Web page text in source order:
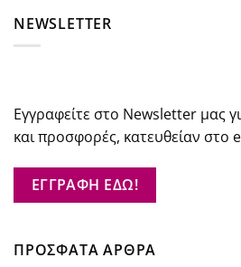
NEWSLETTER
Εγγραφείτε στο Newsletter μας
και προσφορές, κατευθείαν στο
ΕΓΓΡΑΦΗ ΕΔΩ!
ΠΡΟΣΦΑΤΑ ΑΡΘΡΑ